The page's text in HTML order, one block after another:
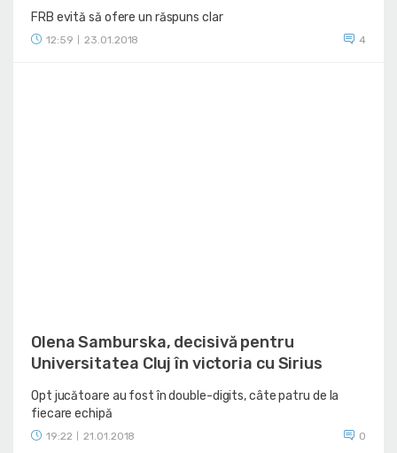
FRB evită să ofere un răspuns clar
12:59 23.01.2018 4
Olena Samburska, decisivă pentru
Universitatea Cluj în victoria cu Sirius
Opt jucătoare au fost în double-digits, câte patru de la
fiecare echipă
19:22 21.01.2018 0